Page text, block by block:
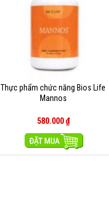
Thực phẩm chức năng Bios Life
Mannos
580.000₫
MUA HÀNG